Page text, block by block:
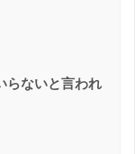
らないと言われ